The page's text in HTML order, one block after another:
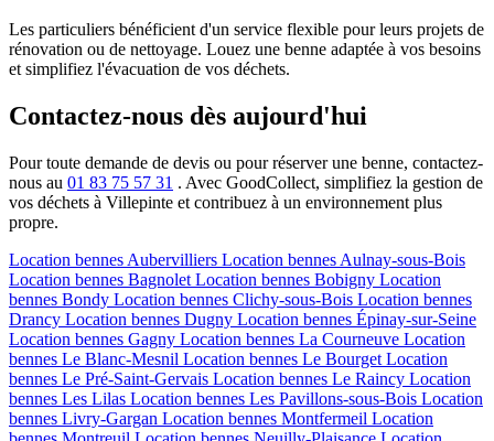
Les particuliers bénéficient d'un service flexible pour leurs projets de
rénovation ou de nettoyage. Louez une benne adaptée à vos besoins
et simplifiez l'évacuation de vos déchets.
Contactez-nous dès aujourd'hui
Pour toute demande de devis ou pour réserver une benne, contactez-
nous au 01 83 75 57 31 . Avec GoodCollect, simplifiez la gestion de
vos déchets à Villepinte et contribuez à un environnement plus
propre.
Location bennes Aubervilliers Location bennes Aulnay-sous-Bois
Location bennes Bagnolet Location bennes Bobigny Location
bennes Bondy Location bennes Clichy-sous-Bois Location bennes
Drancy Location bennes Dugny Location bennes Épinay-sur-Seine
Location bennes Gagny Location bennes La Courneuve Location
bennes Le Blanc-Mesnil Location bennes Le Bourget Location
bennes Le Pré-Saint-Gervais Location bennes Le Raincy Location
bennes Les Lilas Location bennes Les Pavillons-sous-Bois Location
bennes Livry-Gargan Location bennes Montfermeil Location